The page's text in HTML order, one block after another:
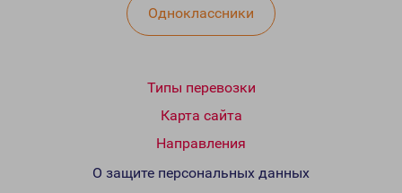
Одноклассники
Типы перевозки
Карта сайта
Направления
О защите персональных данных